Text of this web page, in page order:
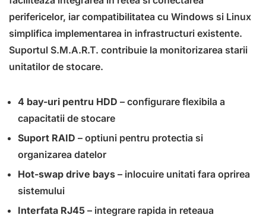
perifericelor, iar compatibilitatea cu Windows si Linux
simplifica implementarea in infrastructuri existente.
Suportul S.M.A.R.T. contribuie la monitorizarea starii
unitatilor de stocare.
4 bay-uri pentru HDD – configurare flexibila a
capacitatii de stocare
Suport RAID – optiuni pentru protectia si
organizarea datelor
Hot-swap drive bays – inlocuire unitati fara oprirea
sistemului
Interfata RJ45 – integrare rapida in reteaua